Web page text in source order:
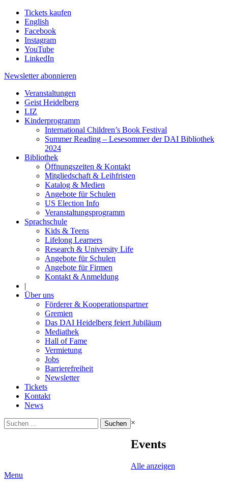
Tickets kaufen
English
Facebook
Instagram
YouTube
LinkedIn
Newsletter abonnieren
Veranstaltungen
Geist Heidelberg
LIZ
Kinderprogramm
International Children’s Book Festival
Summer Reading – Lesesommer der DAI Bibliothek
2024
Bibliothek
Öffnungszeiten & Kontakt
Mitgliedschaft & Leihfristen
Katalog & Medien
Angebote für Schulen
US Election Info
Veranstaltungsprogramm
Sprachschule
Kids & Teens
Lifelong Learners
Research & University Life
Angebote für Schulen
Angebote für Firmen
Kontakt & Anmeldung
|
Über uns
Förderer & Kooperationspartner
Gremien
Das DAI Heidelberg feiert Jubiläum
Mediathek
Hall of Fame
Vermietung
Jobs
Barrierefreiheit
Newsletter
Tickets
Kontakt
News
Suchen
nach:
×
Events
Alle anzeigen
Menu